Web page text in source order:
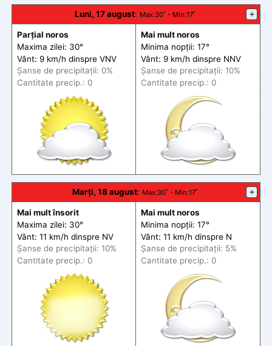
Luni, 17 august: Max:30˚ - Min:17˚ +
Parțial noros
Maxima zilei: 30°
Vânt: 9 km/h dinspre VNV
Șanse de precipitații: 0%
Cantitate precip.: 0
Mai mult noros
Minima nopții: 17°
Vânt: 9 km/h dinspre NNV
Șanse de precipitații: 10%
Cantitate precip.: 0
Marți, 18 august: Max:30˚ - Min:17˚ +
Mai mult însorit
Maxima zilei: 30°
Vânt: 11 km/h dinspre NV
Șanse de precipitații: 10%
Cantitate precip.: 0
Mai mult noros
Minima nopții: 17°
Vânt: 11 km/h dinspre N
Șanse de precipitații: 5%
Cantitate precip.: 0